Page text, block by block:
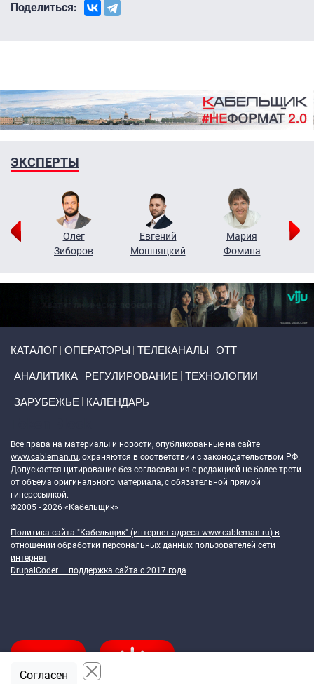
Поделиться:
ЭКСПЕРТЫ
Олег
Зиборов
Евгений
Мошняцкий
Мария
Фомина
КАТАЛОГ ОПЕРАТОРЫ ТЕЛЕКАНАЛЫ ОТТ
АНАЛИТИКА РЕГУЛИРОВАНИЕ ТЕХНОЛОГИИ
ЗАРУБЕЖЬЕ КАЛЕНДАРЬ
Все права на материалы и новости, опубликованные на сайте
www.cableman.ru, охраняются в соответствии с законодательством РФ.
Допускается цитирование без согласования с редакцией не более трети
от объема оригинального материала, с обязательной прямой
гиперссылкой.
©2005 - 2026 «Кабельщик»
Политика сайта "Кабельщик" (интернет-адреса www.cableman.ru) в
отношении обработки персональных данных пользователей сети
интернет
DrupalCoder — поддержка сайта c 2017 года
Согласен